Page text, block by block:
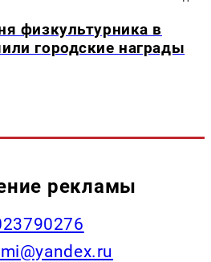
физкультурника в
городские награды
рекламы